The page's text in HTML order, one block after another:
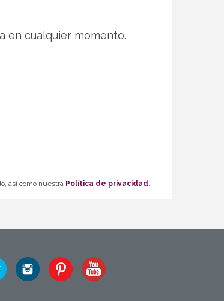
en cualquier momento.
así como nuestra Política de privacidad.